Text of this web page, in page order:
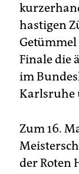
hastigen
Finale die
im
Karlsruhe
Zum 16.
der Roten